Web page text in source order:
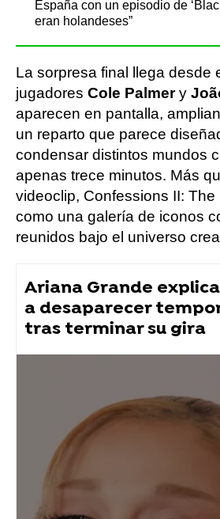
España con un episodio de
eran holandeses”
La sorpresa final llega desde
jugadores Cole Palmery
aparecen en pantalla,
un reparto que parece
condensar distintos mundos
apenas trece minutos. Más
videoclip, Confessions II: The
como una galería de iconos
reunidos bajo el universo
Ariana Grande
a desaparecer
tras terminar su gira